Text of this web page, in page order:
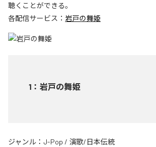
聴くことができる。
各配信サービス： 岩戸の舞姫
1 ： 岩戸の舞姫
ジャンル： J-Pop / 演歌/日本伝統